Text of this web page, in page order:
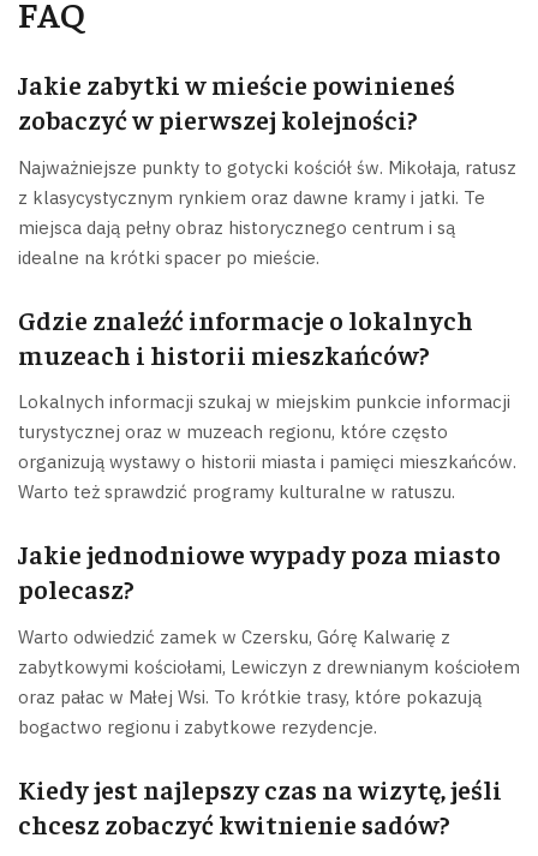
FAQ
Jakie zabytki w mieście powinieneś
zobaczyć w pierwszej kolejności?
Najważniejsze punkty to gotycki kościół św. Mikołaja, ratusz
z klasycystycznym rynkiem oraz dawne kramy i jatki. Te
miejsca dają pełny obraz historycznego centrum i są
idealne na krótki spacer po mieście.
Gdzie znaleźć informacje o lokalnych
muzeach i historii mieszkańców?
Lokalnych informacji szukaj w miejskim punkcie informacji
turystycznej oraz w muzeach regionu, które często
organizują wystawy o historii miasta i pamięci mieszkańców.
Warto też sprawdzić programy kulturalne w ratuszu.
Jakie jednodniowe wypady poza miasto
polecasz?
Warto odwiedzić zamek w Czersku, Górę Kalwarię z
zabytkowymi kościołami, Lewiczyn z drewnianym kościołem
oraz pałac w Małej Wsi. To krótkie trasy, które pokazują
bogactwo regionu i zabytkowe rezydencje.
Kiedy jest najlepszy czas na wizytę, jeśli
chcesz zobaczyć kwitnienie sadów?